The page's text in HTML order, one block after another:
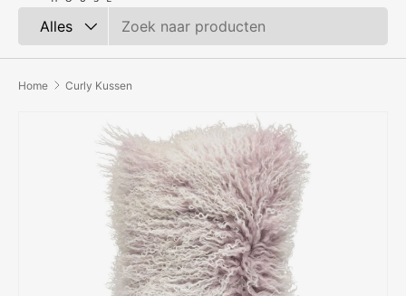
Alles
Home Curly Kussen
Ga direct naar productinformatie
Afbeelding 2 is nu beschikbaar in gallerij-weergave